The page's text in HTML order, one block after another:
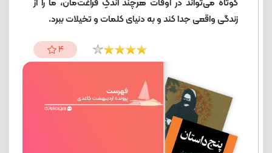
کوتاه می‌تواند در اوقات هرچند اندکِ فراغت‌مان، ما را از
زندگی واقعی جدا کند و به دنیای کلمات و تخیلات ببرد.
4